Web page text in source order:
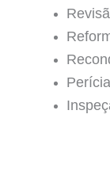
Perícia